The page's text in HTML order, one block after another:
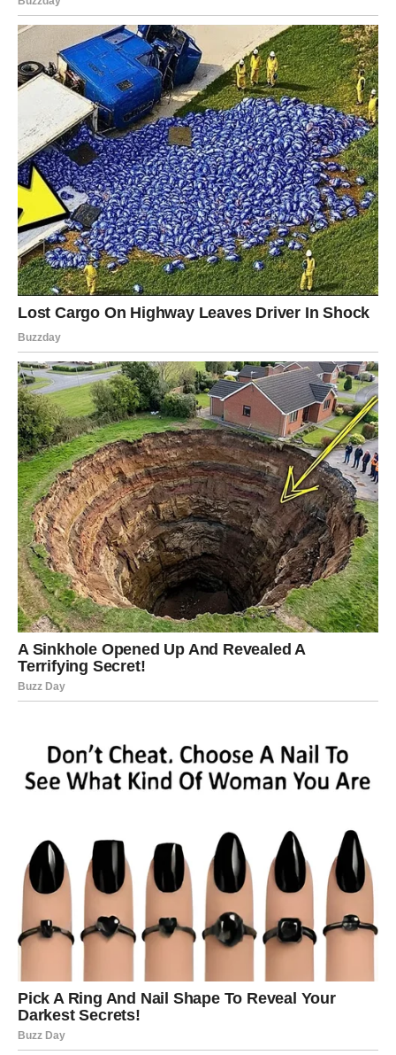
* **Konstantno navodnjavanje:** Nakon nanošenja gnojnice,
neophodno je da se biljke dosledno zalivaju kako bi se
osiguralo da su hranljivi sastojci ravnomerno raspoređeni po
zemljištu.
**Optimalni izbori biljaka za ovo leglo**
Iako je ova kaša primenljiva na različite vrste biljaka, pokazala
se posebno korisna za useve visokog prinosa kao što su luk,
paradajz i paprika. Ovo povrće, koje se obično nalazi u brojnim
baštama, može značajno poboljšati svoj rast kroz dodatne
hranljive materije koje obezbeđuje ovaj malč.
Stajnjak doprinosi rastu krupnijih i zdravijih glavica luka, dok
kod paradajza i paprike poboljšava i količinu proizvedenih
plodova i njihov ukus. Pored toga, ove biljke mogu pokazati
poboljšanu otpornost na štetočine i bolesti, što dodatno
povećava njihov ukupan prinos.
Ako želite da poboljšate vitalnost vaših biljaka i povećate
produktivnost vaše bašte, ova jednostavna gnojnica je
plodovima. Dozvolite svojoj bašti priliku da napreduje uz
pomoć ovog efikasnog, ali nekomplikovanog sredstva za
uklanjanje korova, i cenite rezultate koje daje.